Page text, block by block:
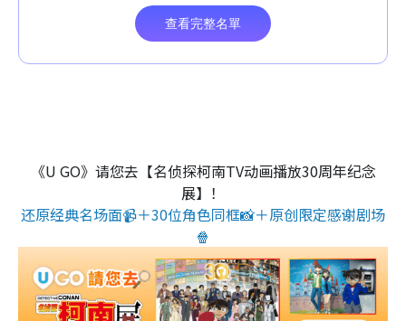
《U GO》请您去【名侦探柯南TV动画播放30周年纪念
展】！
还原经典名场面📹＋30位角色同框📸＋原创限定感谢剧场
🍿